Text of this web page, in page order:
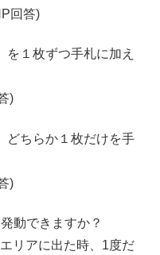
回答)
を１枚ずつ手札に加え
)
どちらか１枚だけを手
)
動できますか？
リアに出た時、 1度だ